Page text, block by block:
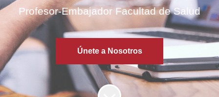
Profesor-Embajador Facultad de Salud
Únete a Nosotros